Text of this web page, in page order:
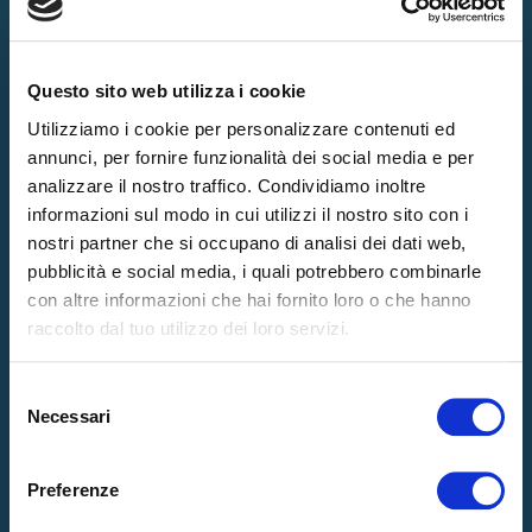
Questo sito web utilizza i cookie
Utilizziamo i cookie per personalizzare contenuti ed
annunci, per fornire funzionalità dei social media e per
analizzare il nostro traffico. Condividiamo inoltre
informazioni sul modo in cui utilizzi il nostro sito con i
nostri partner che si occupano di analisi dei dati web,
pubblicità e social media, i quali potrebbero combinarle
con altre informazioni che hai fornito loro o che hanno
raccolto dal tuo utilizzo dei loro servizi.
delNecessari
Preferenze